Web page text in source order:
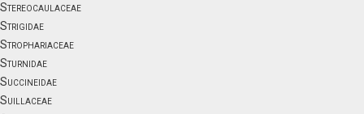
Stereocaulaceae
Strigidae
Strophariaceae
Sturnidae
Succineidae
Suillaceae